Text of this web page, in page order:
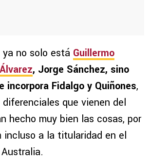
no solo está Guillermo
, Jorge Sánchez, sino
incorpora Fidalgo y Quiñones,
que vienen del
hecho muy bien las cosas, por
incluso a la titularidad en el